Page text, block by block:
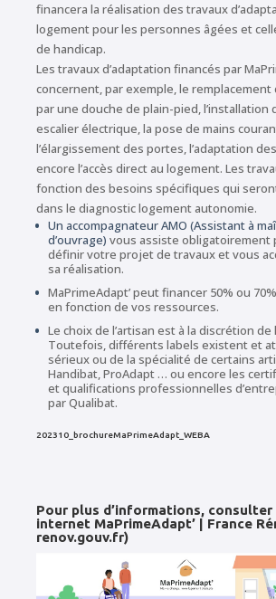
financera la réalisation des travaux
logement pour les personnes âgées et
de handicap.
Les travaux d’adaptation financés par
concernent, par exemple, le remplacement
par une douche de plain-pied, l’installation
escalier électrique, la pose de mains
l’élargissement des portes, l’adaptation
encore l’accès direct au logement. Les
fonction des besoins spécifiques qui
dans le diagnostic logement autonomie.
Un accompagnateur AMO (Assistant à
d’ouvrage) vous assiste obligatoirement
définir votre projet de travaux et vous
sa réalisation.
MaPrimeAdapt’ peut financer 50% ou
en fonction de vos ressources.
Le choix de l’artisan est à la discrétion de
Toutefois, différents labels existent et
sérieux ou de la spécialité de certains
Handibat, ProAdapt … ou encore les
et qualifications professionnelles
par Qualibat.
202310_brochureMaPrimeAdapt_WEBA
Pour plus d’informations,
internet MaPrimeAdapt’ | France
renov.gouv.fr)